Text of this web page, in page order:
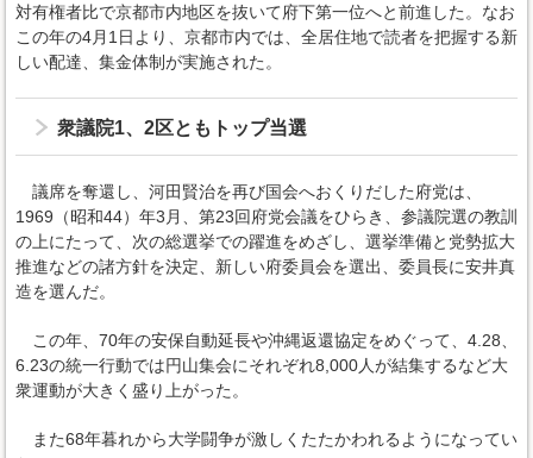
対有権者比で京都市内地区を抜いて府下第一位へと前進した。なお
この年の4月1日より、京都市内では、全居住地で読者を把握する新
しい配達、集金体制が実施された。
衆議院1、2区ともトップ当選
議席を奪還し、河田賢治を再び国会へおくりだした府党は、
1969（昭和44）年3月、第23回府党会議をひらき、参議院選の教訓
の上にたって、次の総選挙での躍進をめざし、選挙準備と党勢拡大
推進などの諸方針を決定、新しい府委員会を選出、委員長に安井真
造を選んだ。
この年、70年の安保自動延長や沖縄返還協定をめぐって、4.28、
6.23の統一行動では円山集会にそれぞれ8,000人が結集するなど大
衆運動が大きく盛り上がった。
また68年暮れから大学闘争が激しくたたかわれるようになってい